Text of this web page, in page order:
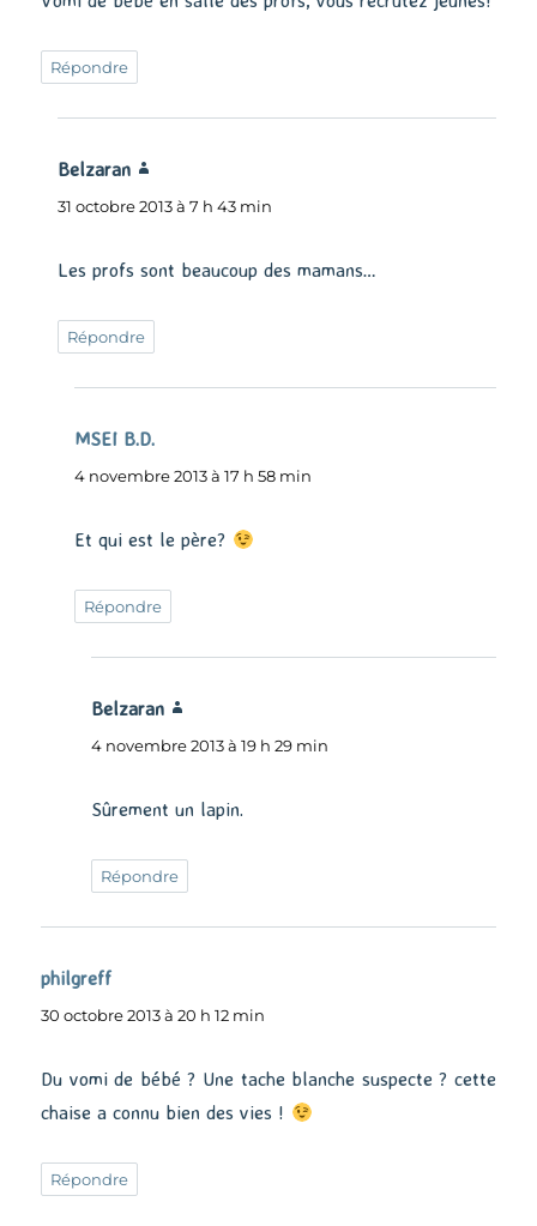
Répondre
Belzaran
31 octobre 2013 à 7 h 43 min
Les profs sont beaucoup des mamans…
Répondre
MSEI B.D.
4 novembre 2013 à 17 h 58 min
Et qui est le père?
Répondre
Belzaran
4 novembre 2013 à 19 h 29 min
Sûrement un lapin.
Répondre
philgreff
30 octobre 2013 à 20 h 12 min
Du vomi de bébé ? Une tache blanche suspecte ? cette
chaise a connu bien des vies !
Répondre